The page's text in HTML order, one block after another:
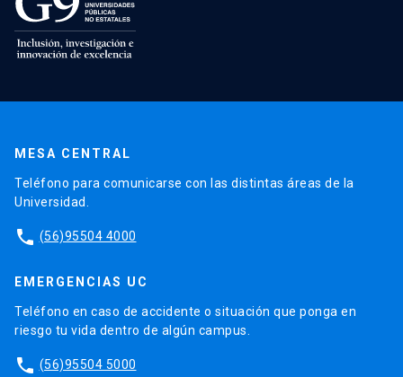
MESA CENTRAL
Teléfono para comunicarse con las distintas áreas de la
Universidad.
phone (56)95504 4000
EMERGENCIAS UC
Teléfono en caso de accidente o situación que ponga en
riesgo tu vida dentro de algún campus.
phone (56)95504 5000